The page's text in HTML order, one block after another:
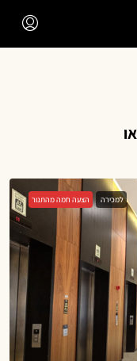
למכירה הצעה חמה מהתנור